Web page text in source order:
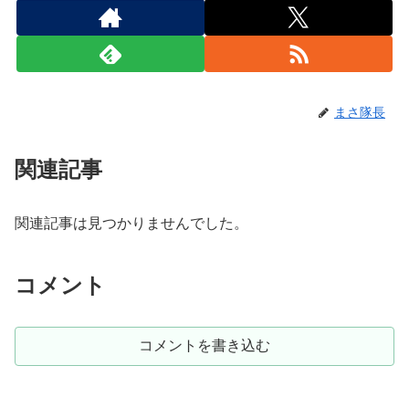
まさ隊長
関連記事
関連記事は見つかりませんでした。
コメント
コメントを書き込む